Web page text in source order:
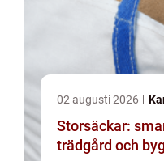
02 augusti 2026
Storsäckar:
trädgård och